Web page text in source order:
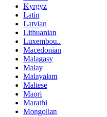
Kyrgyz
Latin
Latvian
Lithuanian
Luxembou..
Macedonian
Malagasy
Malay
Malayalam
Maltese
Maori
Marathi
Mongolian